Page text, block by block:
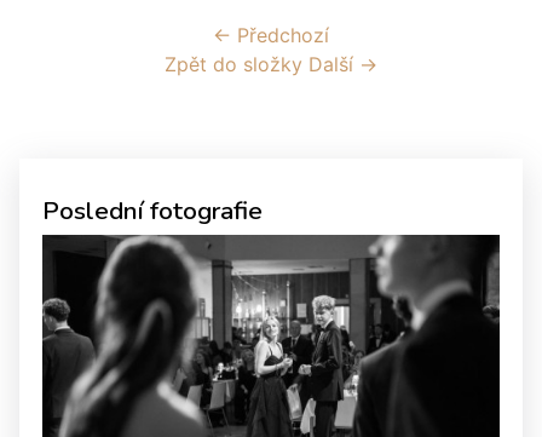
← Předchozí
Zpět do složky Další →
Poslední fotografie